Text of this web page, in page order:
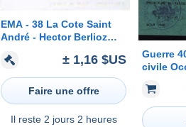
EMA - 38 La Cote Saint
André - Hector Berlioz
± 1,16 $US
Faire une offre
Il reste 2 jours 2 heures
Guerre
civile
Étrun
678 der